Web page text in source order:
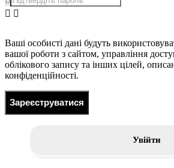
Ваші особисті дані будуть
вашої роботи з сайтом, управління
облікового запису та інших цілей,
конфіденційності.
Зареєструватися
Увійти